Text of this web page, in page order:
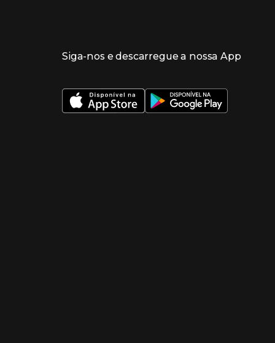
ventana)
ventana)
Siga-nos e descarregue a nossa App